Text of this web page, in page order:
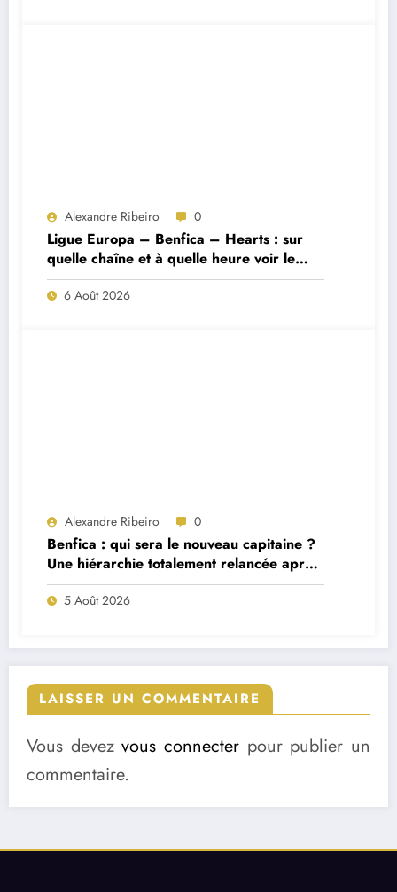
Alexandre Ribeiro 0
Ligue Europa – Benfica – Hearts : sur
quelle chaîne et à quelle heure voir le
match ?
6 Août 2026
Alexandre Ribeiro 0
Benfica : qui sera le nouveau capitaine ?
Une hiérarchie totalement relancée après
deux départs majeurs
5 Août 2026
LAISSER UN COMMENTAIRE
Vous devezvous connecter pour publier un
commentaire.